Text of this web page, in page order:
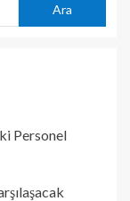
Ara
Personel